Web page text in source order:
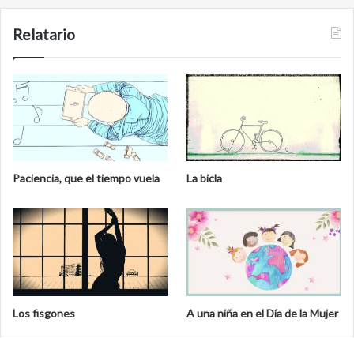
Relatario
Paciencia, que el tiempo vuela La bicla
Los fisgones A una niña en el Día de la Mujer